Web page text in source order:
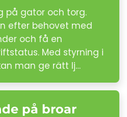
på gator och torg.
efter behovet med
och få en
Med styrning i
man ge rätt lj…
på broar